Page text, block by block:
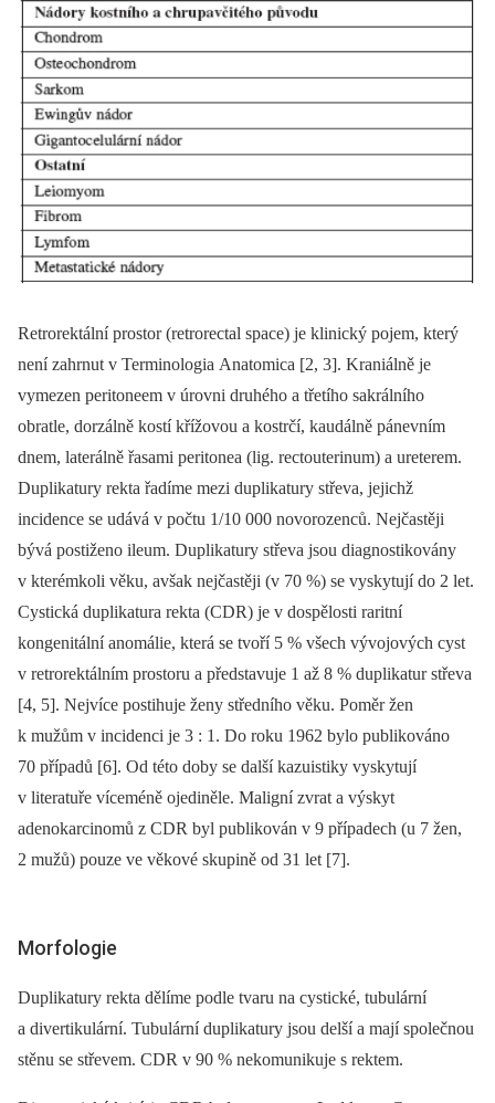
Retrorektální prostor (retrorectal space) je klinický pojem, který
není zahrnut v Terminologia Anatomica [2, 3]. Kraniálně je
vymezen peritoneem v úrovni druhého a třetího sakrálního
obratle, dorzálně kostí křížovou a kostrčí, kaudálně pánevním
dnem, laterálně řasami peritonea (lig. rectouterinum) a ureterem.
Duplikatury rekta řadíme mezi duplikatury střeva, jejichž
incidence se udává v počtu 1/10 000 novorozenců. Nejčastěji
bývá postiženo ileum. Duplikatury střeva jsou diagnostikovány
v kterémkoli věku, avšak nejčastěji (v 70 %) se vyskytují do 2 let.
Cystická duplikatura rekta (CDR) je v dospělosti raritní
kongenitální anomálie, která se tvoří 5 % všech vývojových cyst
v retrorektálním prostoru a představuje 1 až 8 % duplikatur střeva
[4, 5]. Nejvíce postihuje ženy středního věku. Poměr žen
k mužům v incidenci je 3 : 1. Do roku 1962 bylo publikováno
70 případů [6]. Od této doby se další kazuistiky vyskytují
v literatuře víceméně ojediněle. Maligní zvrat a výskyt
adenokarcinomů z CDR byl publikován v 9 případech (u 7 žen,
2 mužů) pouze ve věkové skupině od 31 let [7].
Morfologie
Duplikatury rekta dělíme podle tvaru na cystické, tubulární
a divertikulární. Tubulární duplikatury jsou delší a mají společnou
stěnu se střevem. CDR v 90 % nekomunikuje s rektem.